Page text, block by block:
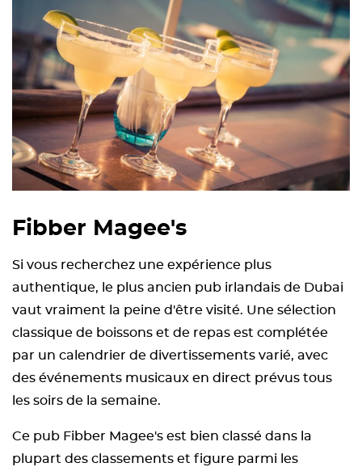
Fibber Magee's
Si vous recherchez une expérience plus
authentique, le plus ancien pub irlandais de Dubai
vaut vraiment la peine d'être visité. Une sélection
classique de boissons et de repas est complétée
par un calendrier de divertissements varié, avec
des événements musicaux en direct prévus tous
les soirs de la semaine.
Ce pub Fibber Magee's est bien classé dans la
plupart des classements et figure parmi les